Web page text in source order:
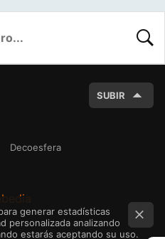
SUBIR
Decoesfera
generar estadísticas
personalizada analizando
estarás aceptando su uso.